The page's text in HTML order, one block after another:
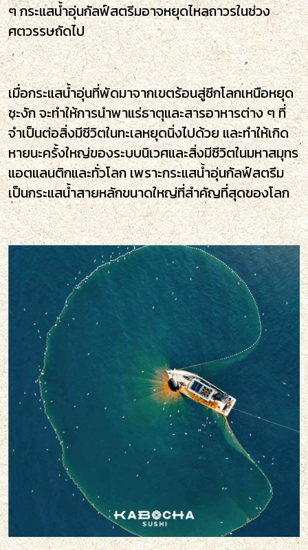
ๆ กระแสน้ำอุ่นกัลฟ์สตรีมอาจหยุดไหลถาวรในช่วง
ศตวรรษถัดไป
เมื่อกระแสน้ำอุ่นที่พัดมาจากเขตร้อนสู่ซีกโลกเหนือหยุด
ชะงัก จะทำให้การนำพาแร่ธาตุและสารอาหารต่าง ๆ ที่
จำเป็นต่อสิ่งมีชีวิตในทะเลหยุดนิ่งไปด้วย และทำให้เกิด
หายนะครั้งใหญ่ของระบบนิเวศและสิ่งมีชีวิตในมหาสมุทร
แอตแลนติกและทั่วโลก เพราะกระแสน้ำอุ่นกัลฟ์สตรีม
เป็นกระแสน้ำสายหลักขนาดใหญ่ที่สำคัญที่สุดของโลก